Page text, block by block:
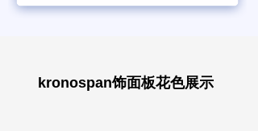
kronospan饰面板花色展示
选择了木材和胶水，OSB 3